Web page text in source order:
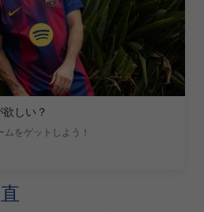
しい？
をゲットしよう！